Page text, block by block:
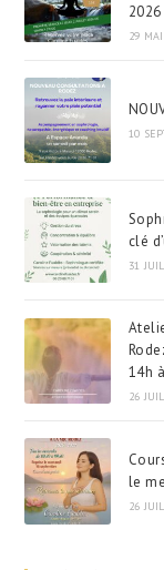
2026
29
10
clé
31
14h
26
le
26